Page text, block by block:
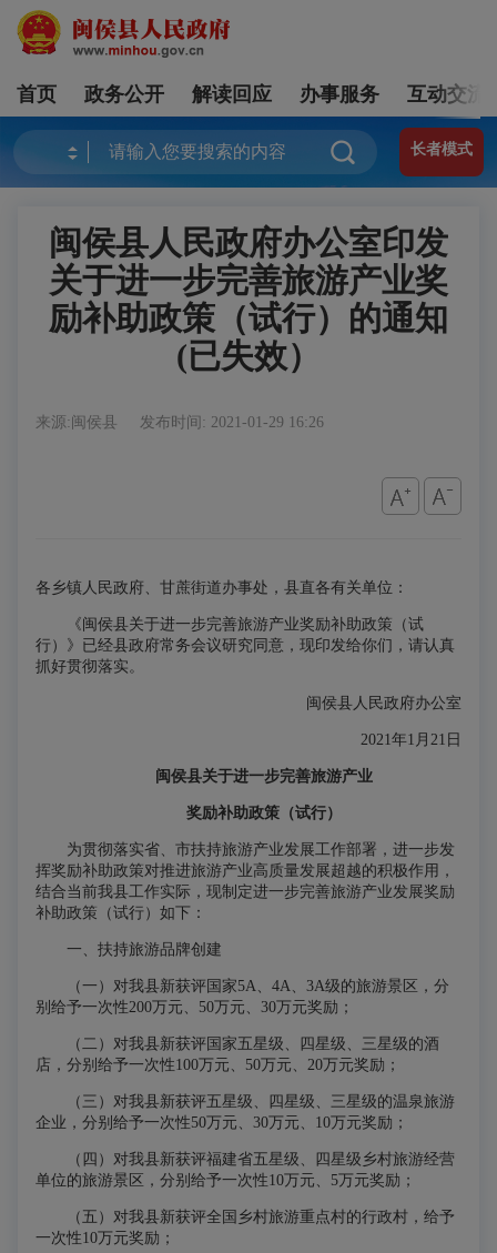
首页 政务公开 解读回应 办事服务 互动交流
长者模式
闽侯县人民政府办公室印发
关于进一步完善旅游产业奖
励补助政策（试行）的通知
(已失效）
来源:闽侯县 发布时间: 2021-01-29 16:26
各乡镇人民政府、甘蔗街道办事处，县直各有关单位：
《闽侯县关于进一步完善旅游产业奖励补助政策（试
行）》已经县政府常务会议研究同意，现印发给你们，请认真
抓好贯彻落实。
闽侯县人民政府办公室
2021年1月21日
闽侯县关于进一步完善旅游产业
奖励补助政策（试行）
为贯彻落实省、市扶持旅游产业发展工作部署，进一步发
挥奖励补助政策对推进旅游产业高质量发展超越的积极作用，
结合当前我县工作实际，现制定进一步完善旅游产业发展奖励
补助政策（试行）如下：
一、扶持旅游品牌创建
（一）对我县新获评国家5A、4A、3A级的旅游景区，分
别给予一次性200万元、50万元、30万元奖励；
（二）对我县新获评国家五星级、四星级、三星级的酒
店，分别给予一次性100万元、50万元、20万元奖励；
（三）对我县新获评五星级、四星级、三星级的温泉旅游
企业，分别给予一次性50万元、30万元、10万元奖励；
（四）对我县新获评福建省五星级、四星级乡村旅游经营
单位的旅游景区，分别给予一次性10万元、5万元奖励；
（五）对我县新获评全国乡村旅游重点村的行政村，给予
一次性10万元奖励；